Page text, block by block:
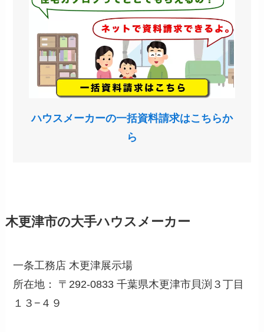
ハウスメーカーの一括資料請求はこちらか
ら
木更津市の大手ハウスメーカー
一条工務店 木更津展示場
所在地： 〒292-0833 千葉県木更津市貝渕３丁目
１３−４９